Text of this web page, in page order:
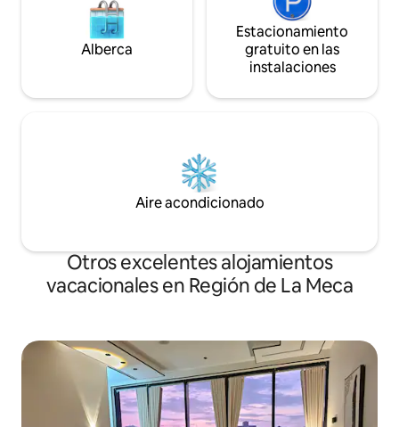
Alberca
Estacionamiento
gratuito en las
instalaciones
Aire acondicionado
Otros excelentes alojamientos
vacacionales en Región de La Meca